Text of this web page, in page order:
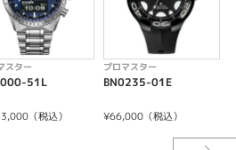
スター
51L
（税込）
プロマスター
BN0235-01E
¥66,000（税込）